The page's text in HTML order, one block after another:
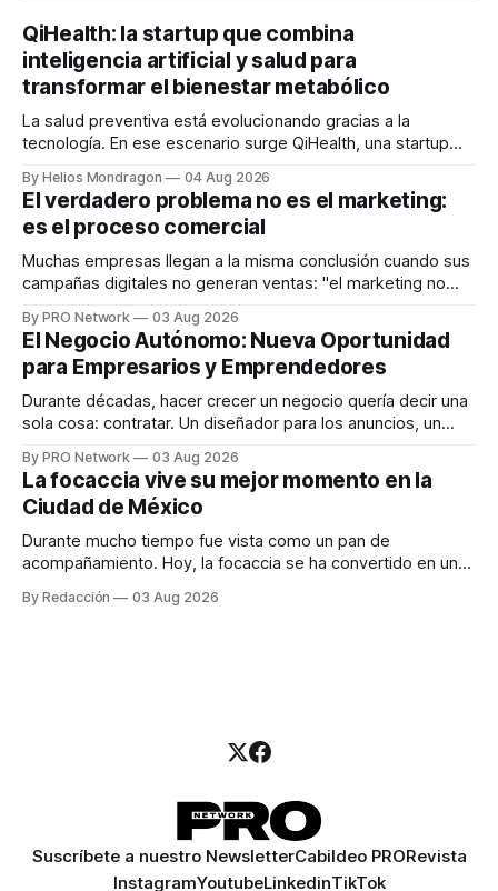
QiHealth: la startup que combina
inteligencia artificial y salud para
transformar el bienestar metabólico
La salud preventiva está evolucionando gracias a la
tecnología. En ese escenario surge QiHealth, una startup
dispositivos inteligentes, inteligencia artificial y monitoreo
en tiempo real para ayudar a las personas a tomar mejores
decisiones sobre su salud metabólica. Su propuesta busca
responder
By Helios Mondragon 04 Aug 2026
El verdadero problema no es el marketing:
es el proceso comercial
Muchas empresas llegan a la misma conclusión cuando sus
campañas digitales no generan ventas: "el marketing no
INTERIUS, el problema suele estar en otro lugar. Durante
una entrevista para el podcast SER PRO, el especialista en
marketing digital explicó que
By PRO Network 03 Aug 2026
El Negocio Autónomo: Nueva Oportunidad
para Empresarios y Emprendedores
Durante décadas, hacer crecer un negocio quería decir una
sola cosa: contratar. Un diseñador para los anuncios, un
para los textos, alguien que supiera de publicidad digital
para encontrar prospectos, un vendedor para atender
llamadas y mensajes, y —con suerte— una persona
By PRO Network 03 Aug 2026
La focaccia vive su mejor momento en la
Ciudad de México
Durante mucho tiempo fue vista como un pan de
acompañamiento. Hoy, la focaccia se ha convertido en uno
artesanal, ingredientes de calidad y experiencias que
By Redacción 03 Aug 2026
Suscríbete a nuestro NewsletterCabildeo PRORevista
InstagramYoutubeLinkedinTikTok